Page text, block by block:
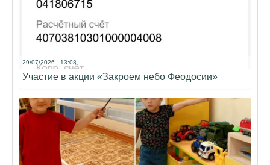
29/07/2026 - 13:08
Участие в акции «Закроем небо Феодосии»